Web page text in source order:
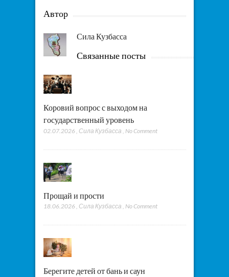
Автор
Сила Кузбасса
Связанные посты
Коровий вопрос с выходом на
государственный уровень
02.07.2026 Сила Кузбасса No Comment
Прощай и прости
18.06.2026 , Сила Кузбасса , No Comment
Берегите детей от бань и саун